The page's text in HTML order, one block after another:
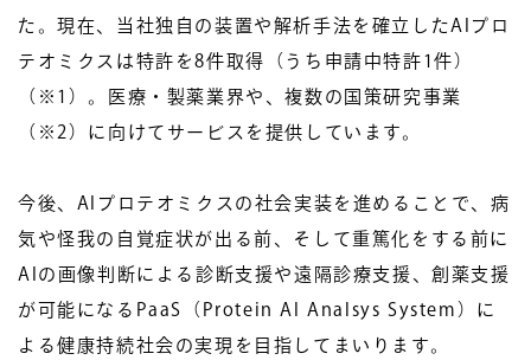
た。現在、当社独自の装置や解析手法を確立したAIプロ
テオミクスは特許を8件取得（うち申請中特許1件）
（※1）。医療・製薬業界や、複数の国策研究事業
（※2）に向けてサービスを提供しています。
今後、AIプロテオミクスの社会実装を進めることで、病
気や怪我の自覚症状が出る前、そして重篤化をする前に
AIの画像判断による診断支援や遠隔診療支援、創薬支援
が可能になるPaaS（Protein AI Analsys System）に
よる健康持続社会の実現を目指してまいります。